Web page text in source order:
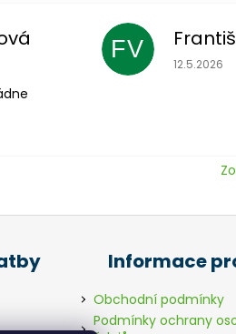
5 z 5 hvězdiček.FV
12.5.2026
Informace
Obchodní podmínky
Podmínky ochrany